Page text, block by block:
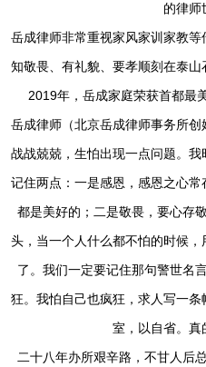
的律师
岳成律师非常重视家风家训家教等
知敬畏、有礼貌、要孝顺刻在泰山
2019年，岳成家庭荣获首都最
岳成律师（北京岳成律师事务所创
战战兢兢，生怕出现一点问题。
记住两点：一是感恩，感恩之心
都是美好的；二是敬畏，要心存
头，当一个人什么都不怕的时候
了。我们一定要记住那句警世名
狂。我怕自己也疯狂，求人写一
室，以自省。真
二十八年办所艰辛路，不甘人后